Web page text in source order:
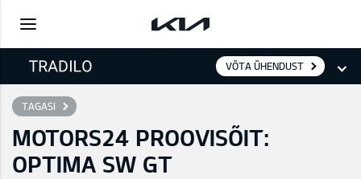
VÕTA ÜHENDUST
TAGASI
MOTORS24 PROOVISÕIT:
OPTIMA SW GT